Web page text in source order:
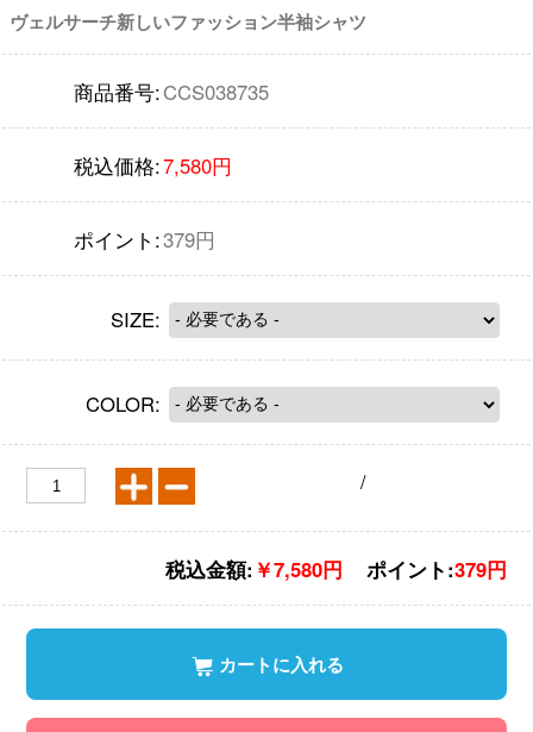
ヴェルサーチ新しいファッション半袖シャツ
商品番号:CCS038735
税込価格:7,580円
ポイント:379円
SIZE:
COLOR:
/
税込金額: ￥7,580円 ポイント:379円
カートに入れる